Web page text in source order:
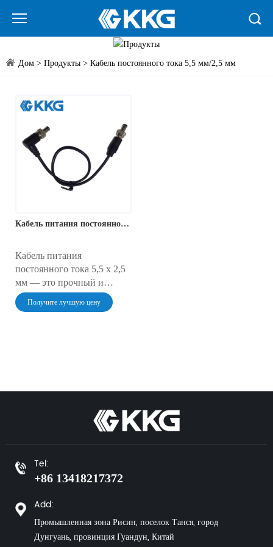
Дом > Продукты > Кабель постоянного тока 5,5 мм/2,5 мм
Кабель питания постоянного тока 5,5 мм x 2,5 мм 18 А
Кабель питания
постоянного тока 5,5 x 2,5
мм — это прочный и
универсальный кабель,
предназначенный для
идеально подходит для
высокопроизводительного
промышленных устройств.
Получите лучшую цену
Tel:
+86 13418217372
Add:
Промышленная зона Рисин, поселок Танся, город
Дунгуань, провинция Гуандун, Китай